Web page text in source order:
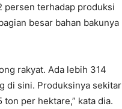
persen terhadap produksi
besar bahan bakunya
rakyat. Ada lebih 314
di sini. Produksinya sekitar
per hektare,” kata dia.